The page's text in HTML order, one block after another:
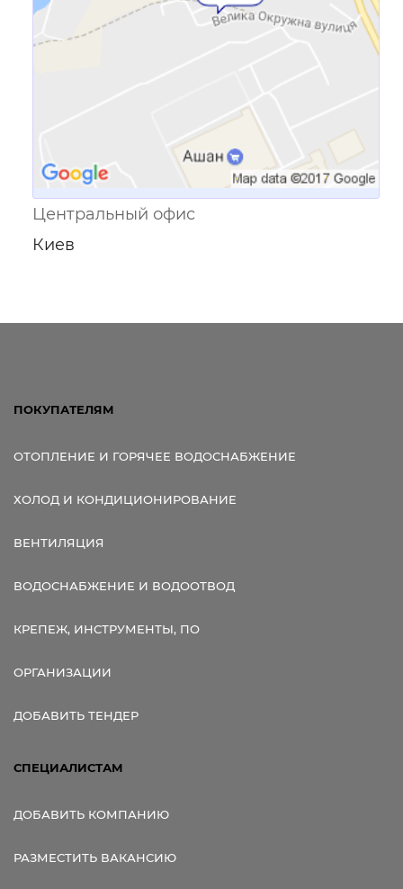
Центральный офис
Киев
ПОКУПАТЕЛЯМ
ОТОПЛЕНИЕ И ГОРЯЧЕЕ ВОДОСНАБЖЕНИЕ
ХОЛОД И КОНДИЦИОНИРОВАНИЕ
ВЕНТИЛЯЦИЯ
ВОДОСНАБЖЕНИЕ И ВОДООТВОД
КРЕПЕЖ, ИНСТРУМЕНТЫ, ПО
ОРГАНИЗАЦИИ
ДОБАВИТЬ ТЕНДЕР
СПЕЦИАЛИСТАМ
ДОБАВИТЬ КОМПАНИЮ
РАЗМЕСТИТЬ ВАКАНСИЮ